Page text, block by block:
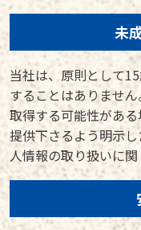
未
当社は、原則として
することはありませ
取得する可能性があ
提供下さるよう明示
人情報の取り扱いに関